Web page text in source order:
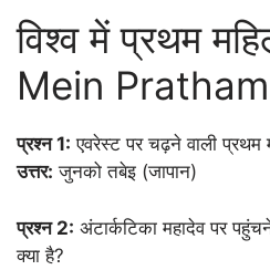
विश्व में प्रथम
Mein
प्रश्न 1: एवरेस्ट पर चढ़ने वाली प्रथम
उत्तर: जुनको तबेइ (जापान)
प्रश्न 2: अंटार्कटिका महादेव पर
क्या है?